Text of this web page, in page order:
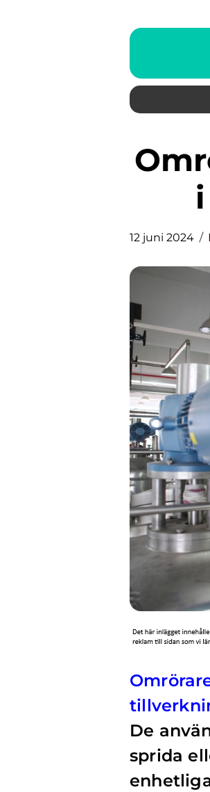
Omrörare: En vital komponent
12 juni 2024
De
sprida